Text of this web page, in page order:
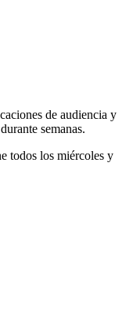
de audiencia y
semanas.
todos los miércoles y